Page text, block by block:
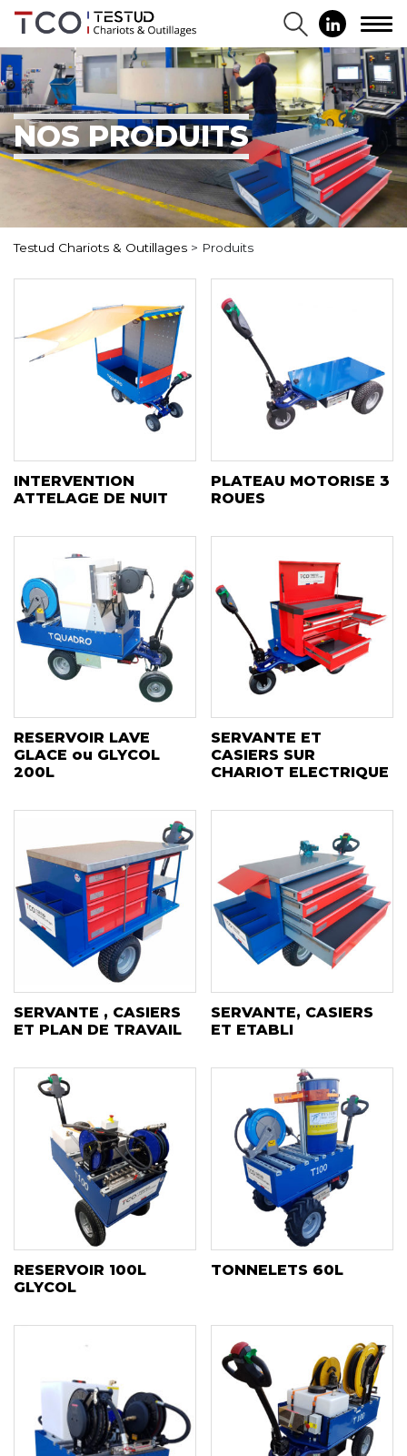
NOS PRODUITS
Testud Chariots & Outillages > Produits
INTERVENTION
ATTELAGE DE NUIT
PLATEAU MOTORISE 3
ROUES
RESERVOIR LAVE
GLACE ou GLYCOL
200L
SERVANTE ET
CASIERS SUR
CHARIOT ELECTRIQUE
SERVANTE , CASIERS
ET PLAN DE TRAVAIL
SERVANTE, CASIERS
ET ETABLI
RESERVOIR 100L
GLYCOL
TONNELETS 60L